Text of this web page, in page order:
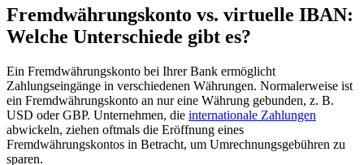
Fremdwährungskonto vs. virtuelle IBAN:
Welche Unterschiede gibt es?
Ein Fremdwährungskonto bei Ihrer Bank ermöglicht
Zahlungseingänge in verschiedenen Währungen. Normalerweise ist
ein Fremdwährungskonto an nur eine Währung gebunden, z. B.
USD oder GBP. Unternehmen, die internationale Zahlungen
abwickeln, ziehen oftmals die Eröffnung eines
Fremdwährungskontos in Betracht, um Umrechnungsgebühren zu
sparen.